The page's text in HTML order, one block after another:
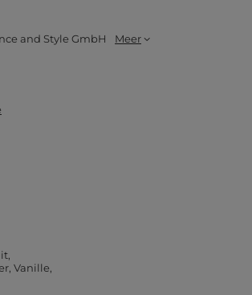
and Style GmbH Meer
Vanille